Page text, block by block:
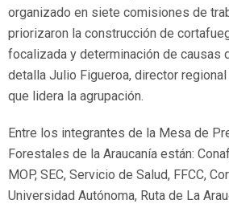
organizado en siete comisiones de
priorizaron la construcción de
focalizada y determinación de causas
detalla Julio Figueroa, director
que lidera la agrupación.
Entre los integrantes de la Mesa de
Forestales de la Araucanía están:
MOP, SEC, Servicio de Salud, FFCC,
Universidad Autónoma, Ruta de La